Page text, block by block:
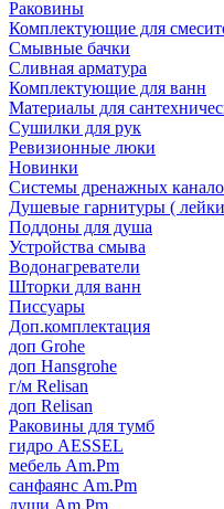
Раковины
Комплектующие для
Смывные бачки
Сливная арматура
Комплектующие для ванн
Материалы для
Сушилки для рук
Ревизионные люки
Новинки
Системы дренажных
Душевые гарнитуры (
Поддоны для душа
Устройства смыва
Водонагреватели
Шторки для ванн
Писсуары
Доп.комплектация
доп Grohe
доп Hansgrohe
г/м Relisan
доп Relisan
Раковины для тумб
гидро AESSEL
мебель Am.Pm
санфаянс Am.Pm
души Am.Pm